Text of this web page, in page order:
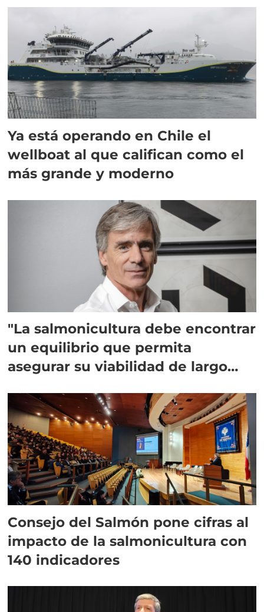
Ya está operando en Chile el
wellboat al que califican como el
más grande y moderno
"La salmonicultura debe encontrar
un equilibrio que permita
asegurar su viabilidad de largo
Consejo del Salmón pone cifras al
impacto de la salmonicultura con
140 indicadores